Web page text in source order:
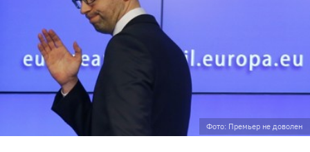
Фото: Премьер не доволен